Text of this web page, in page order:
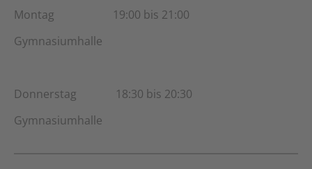
Montag 19:00 bis 21:00
Gymnasiumhalle
Donnerstag 18:30 bis 20:30
Gymnasiumhalle